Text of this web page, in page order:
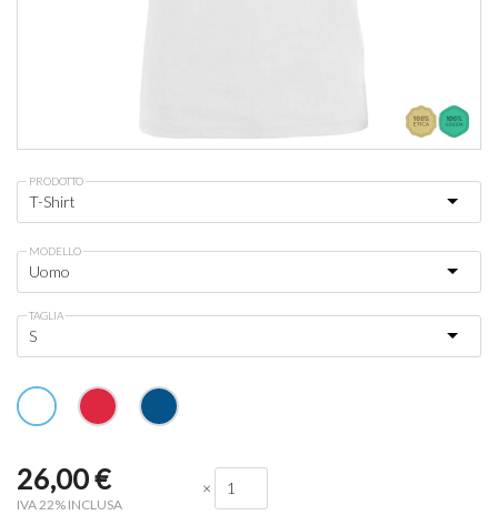
PRODOTTO
MODELLO
TAGLIA
26,00€
IVA 22% INCLUSA
×